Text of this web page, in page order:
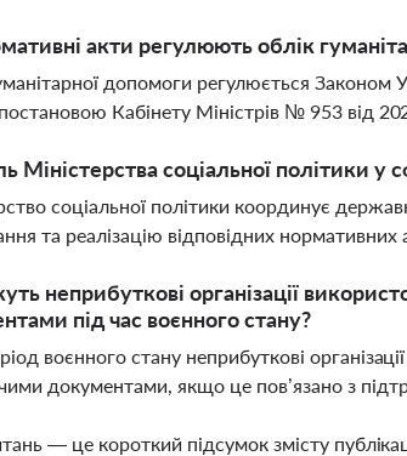
акти регулюють облік
допомоги регулюється Законом
Кабінету Міністрів № 953 від
Міністерства соціальної політики у
соціальної політики координує
та реалізацію відповідних
неприбуткові організації
під час воєнного стану?
воєнного стану неприбуткові
документами, якщо це пов’язано з
— це короткий підсумок змісту